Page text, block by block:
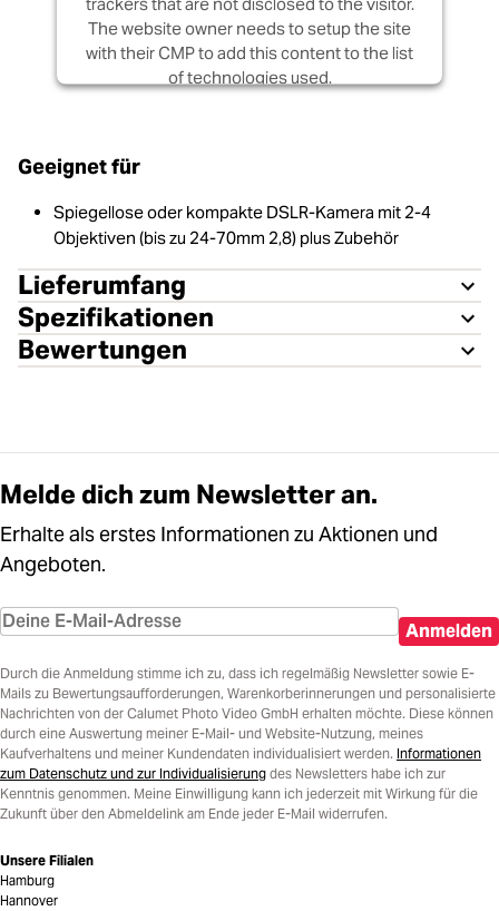
The website owner needs to setup the site
with their CMP to add this content to the list
of technologies used.
Geeignet für
Spiegellose oder kompakte DSLR-Kamera mit 2-4
Objektiven (bis zu 24-70mm 2,8) plus Zubehör
Lieferumfang
Spezifikationen
Bewertungen
Melde dich zum Newsletter an.
Erhalte als erstes Informationen zu Aktionen und
Angeboten.
Anmelden
Durch die Anmeldung stimme ich zu, dass ich regelmäßig Newsletter sowie E-
Mails zu Bewertungsaufforderungen, Warenkorberinnerungen und personalisierte
Nachrichten von der Calumet Photo Video GmbH erhalten möchte. Diese können
durch eine Auswertung meiner E-Mail- und Website-Nutzung, meines
Kaufverhaltens und meiner Kundendaten individualisiert werden. Informationen
zum Datenschutz und zur Individualisierung des Newsletters habe ich zur
Kenntnis genommen. Meine Einwilligung kann ich jederzeit mit Wirkung für die
Zukunft über den Abmeldelink am Ende jeder E-Mail widerrufen.
Unsere Filialen
Hamburg
Hannover